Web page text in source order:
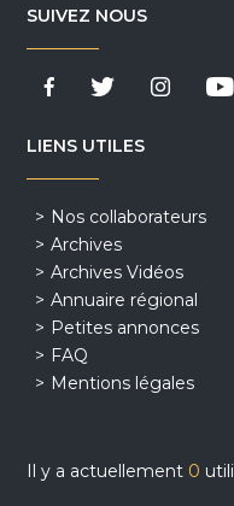
SUIVEZ NOUS
LIENS UTILES
Nos collaborateurs
Archives
Archives Vidéos
Annuaire régional
Petites annonces
FAQ
Mentions légales
Il y a actuellement 0